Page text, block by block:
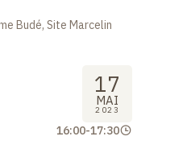
Budé, Site Marcelin
17
MAI
2023
16:00-17:30